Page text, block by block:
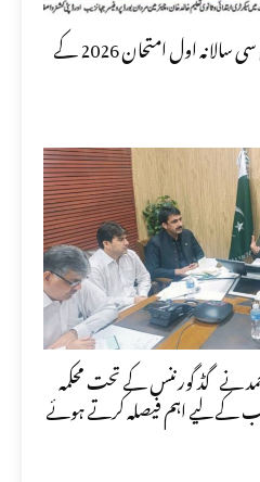
تعلیمی بورڈ مردان نے ایس ایس سی سالانہ اول امتحان 2026 کے
نے گڈ گورننس کے تحت محکمہ
کے لیے اہم فیصلہ کرتے ہوئے